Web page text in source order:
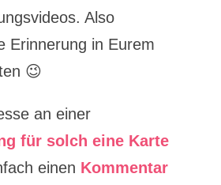
Also
Erinnerung in Eurem
😉
an einer
für solch eine Karte
einen Kommentar